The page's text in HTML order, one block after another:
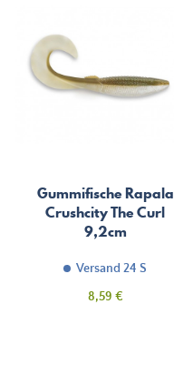
Gummifische Rapala
Crushcity The Curl
9,2cm
Versand 24 S
Preis
8,59 €